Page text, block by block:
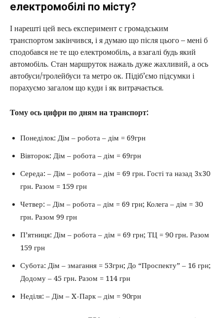
електромобілі по місту?
І нарешті цей весь експеримент с громадським
транспортом закінчився, і я думаю що після цього – мені б
сподобався не те що електромобіль, а взагалі будь який
автомобіль. Стан маршруток нажаль дуже жахливий, а ось
автобуси/тролейбуси та метро ок. Підіб’ємо підсумки і
порахуємо загалом що куди і як витрачається.
Тому ось цифри по дням на транспорт:
Понеділок: Дім – робота – дім = 69грн
Вівторок: Дім – робота – дім = 69грн
Середа: – Дім – робота – дім = 69 грн. Гості та назад 3х30
грн. Разом = 159 грн
Четвер: – Дім – робота – дім = 69 грн; Колега – дім = 30
грн. Разом 99 грн
П’ятниця: Дім – робота – дім = 69 грн; ТЦ = 90 грн. Разом
159 грн
Субота: Дім – змагання = 53грн; До “Проспекту” – 16 грн;
Додому – 45 грн. Разом = 114 грн
Неділя: – Дім – X-Парк – дім = 90грн